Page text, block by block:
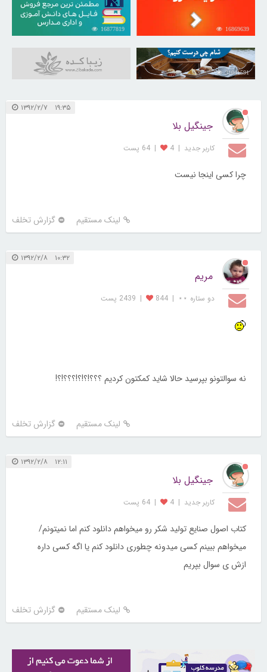
16869639
16877819
31041591
۱۹:۳۵ ۱۳۹۲/۲/۷
جینگیل بلا
کاربر جديد |
4
| 64 پست
چرا کسی اینجا نیست
لینک مستقیم گزارش تخلف
۱۰:۳۲ ۱۳۹۲/۲/۸
مریم
دو ستاره ⋆⋆ |
844
| 2439 پست
نه سوالتونو بپرسید حالا شاید کمکتون کردیم ؟؟؟!؟!؟!؟؟؟!؟!
لینک مستقیم گزارش تخلف
۱۲:۱۱ ۱۳۹۲/۲/۸
جینگیل بلا
کاربر جديد |
4
| 64 پست
کتاب اصول صنایع تولید شکر رو میخواهم دانلود کنم اما نمیتونم/
میخواهم ببینم کسی میدونه چطوری دانلود کنم یا اگه کسی داره
ازش ی سوال بپریم
لینک مستقیم گزارش تخلف